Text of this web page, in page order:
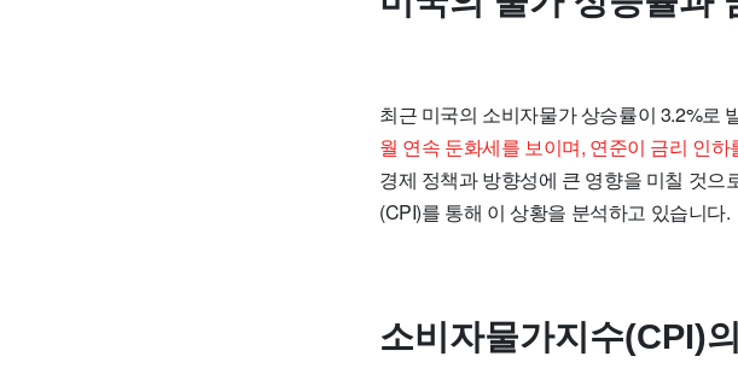
최근 미국의 소비자물가 상승률이 3.2%로
월 연속 둔화세를 보이며, 연준이 금리 인
경제 정책과 방향성에 큰 영향을 미칠 것
(CPI)를 통해 이 상황을 분석하고 있습니다.
소비자물가지수(CPI)